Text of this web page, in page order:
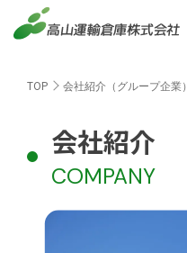
TOP 会社紹介（グループ企業）
会社紹介
COMPANY